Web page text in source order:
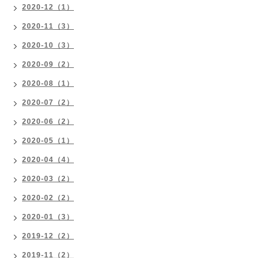
2020-12（1）
2020-11（3）
2020-10（3）
2020-09（2）
2020-08（1）
2020-07（2）
2020-06（2）
2020-05（1）
2020-04（4）
2020-03（2）
2020-02（2）
2020-01（3）
2019-12（2）
2019-11（2）